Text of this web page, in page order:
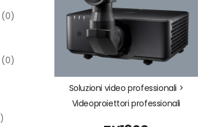
(0)
(0)
)
Soluzioni video professionali >
Videoproiettori professionali